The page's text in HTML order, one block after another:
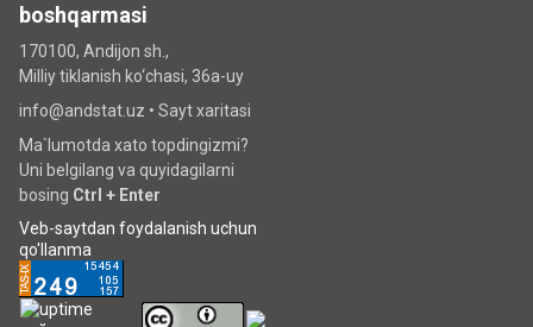
boshqarmasi
170100, Andijon sh.,
Milliy tiklanish ko‘chаsi, 36a-uy
info@andstat.uz • Sayt xaritasi
Ma`lumotda xato topdingizmi?
Uni belgilang va quyidagilarni
bosing Ctrl + Enter
Veb-saytdan foydalanish uchun
qo'llanma